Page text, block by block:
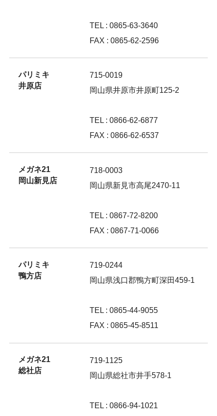
TEL : 0865-63-3640
FAX : 0865-62-2596
パリミキ
井原店
715-0019
岡山県井原市井原町125-2
TEL : 0866-62-6877
FAX : 0866-62-6537
メガネ21
岡山新見店
718-0003
岡山県新見市高尾2470-11
TEL : 0867-72-8200
FAX : 0867-71-0066
パリミキ
鴨方店
719-0244
岡山県浅口郡鴨方町深田459-1
TEL : 0865-44-9055
FAX : 0865-45-8511
メガネ21
総社店
719-1125
岡山県総社市井手578-1
TEL : 0866-94-1021